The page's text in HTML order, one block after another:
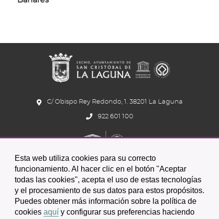
Esta web utiliza cookies para su correcto
funcionamiento. Al hacer clic en el botón "Aceptar
todas las cookies", acepta el uso de estas tecnologías
y el procesamiento de sus datos para estos propósitos.
Puedes obtener más información sobre la política de
cookies aquí y configurar sus preferencias haciendo
C/ Obispo Rey Redondo, 1. 38201 La Laguna
922 601 100
Icono
circular
Icono
de
Icono
circular
Icono
de
Icono
circular
Icono
de